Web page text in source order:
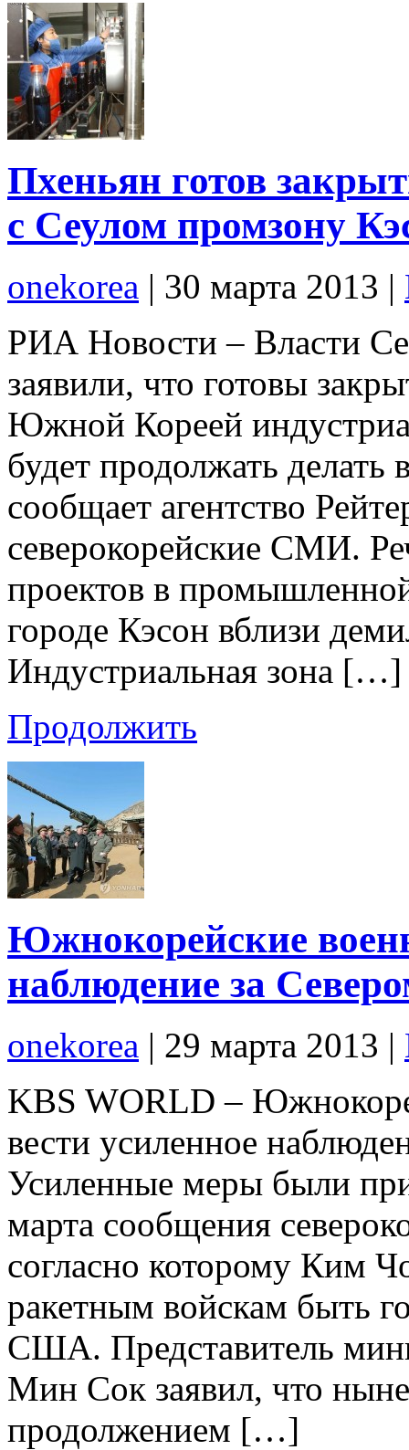
Пхеньян готов
с Сеулом промзону
onekorea | 30 марта 2013 |
РИА Новости – Власти
заявили, что готовы
Южной Кореей
будет продолжать
сообщает агентство
северокорейские СМИ.
проектов в
городе Кэсон вблизи
Индустриальная зона […]
Продолжить
Южнокорейские
наблюдение за
onekorea | 29 марта 2013 |
KBS WORLD –
вести усиленное
Усиленные меры были
марта сообщения
согласно которому Ким
ракетным войскам быть
США. Представитель
Мин Сок заявил, что
продолжением […]